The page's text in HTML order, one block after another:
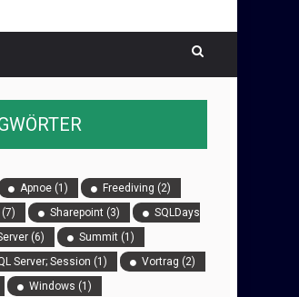
Apnoe (1) Freediving (2)
(7) Sharepoint (3)
SQLDays
(6) Summit (1)
Server; Session (1) Vortrag (2)
Windows (1)